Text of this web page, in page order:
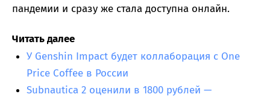
пандемии и сразу же стала доступна онлайн.
Читать далее
У Genshin Impact будет коллаборация с One
Price Coffee в России
Subnautica 2 оценили в 1800 рублей —